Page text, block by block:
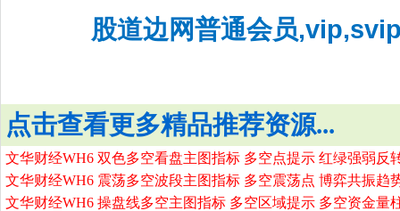
股道边网普通会员
点击查看更多精品推荐资源...
文华财经WH6 双色多空看盘主图指标 多空点提示 红绿强弱反
文华财经WH6 震荡多空波段主图指标 多空震荡点 博弈共振趋
文华财经WH6 操盘线多空主图指标 多空区域提示 多空资金量